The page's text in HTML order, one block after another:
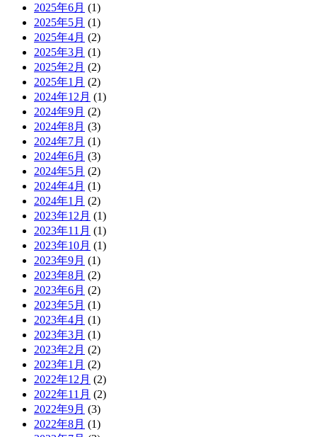
2025年6月 (1)
2025年5月 (1)
2025年4月 (2)
2025年3月 (1)
2025年2月 (2)
2025年1月 (2)
2024年12月 (1)
2024年9月 (2)
2024年8月 (3)
2024年7月 (1)
2024年6月 (3)
2024年5月 (2)
2024年4月 (1)
2024年1月 (2)
2023年12月 (1)
2023年11月 (1)
2023年10月 (1)
2023年9月 (1)
2023年8月 (2)
2023年6月 (2)
2023年5月 (1)
2023年4月 (1)
2023年3月 (1)
2023年2月 (2)
2023年1月 (2)
2022年12月 (2)
2022年11月 (2)
2022年9月 (3)
2022年8月 (1)